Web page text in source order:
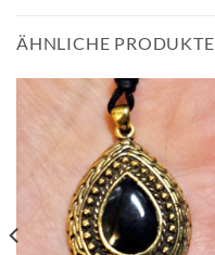
ÄHNLICHE PRODUKTE